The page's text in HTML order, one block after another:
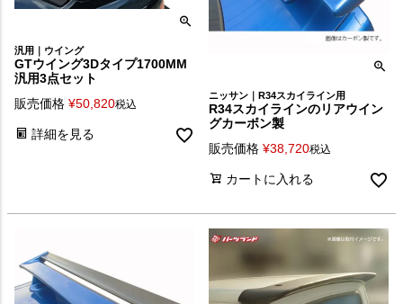
汎用｜ウイング
GTウイング3Dタイプ1700MM
汎用3点セット
販売価格 ¥50,820税込
詳細を見る
ニッサン｜R34スカイライン用
R34スカイラインのリアウイン
グカーボン製
販売価格 ¥38,720税込
カートに入れる